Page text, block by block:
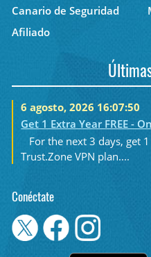
Canario de Seguridad
Afiliado
6 agosto, 2026 16:07:50
Get 1 Extra Year FREE -
For the next 3 days, get
Trust.Zone VPN plan....
Conéctate